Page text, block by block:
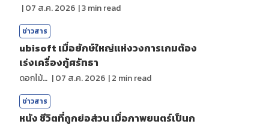
|07 ส.ค. 2026 |3min read
ข่าวสาร
ubisoft เมื่อยักษ์ใหญ่แห่งวงการเกมต้อง
เร่งเครื่องกู้ศรัทธา
ดอกไม้กับสายน้ำ |07 ส.ค. 2026 |2 min read
ข่าวสาร
หนัง ชีวิตที่ถูกย่อส่วน เมื่อภาพยนตร์เป็นก